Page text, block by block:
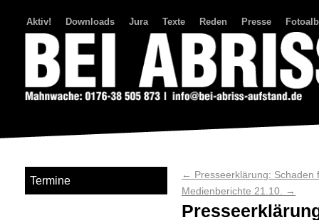
Aktiv! Downloads Jura Texte Reden Presse
← Presseerklärung:
Medienberichte 21.10. →
Termine